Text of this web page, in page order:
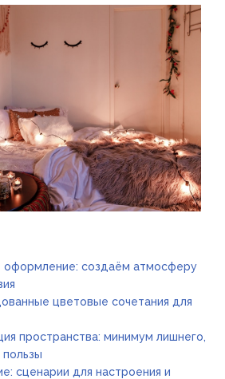
оформление: создаём атмосферу
цветовые сочетания для
пространства: минимум лишнего,
сценарии для настроения и